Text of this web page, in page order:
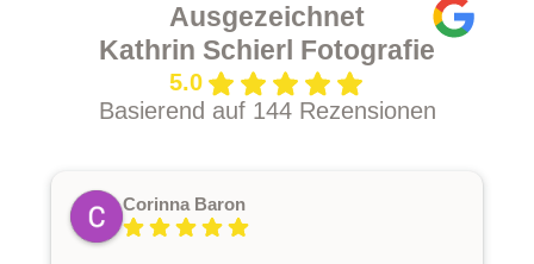
Ausgezeichnet
Kathrin Schierl Fotografie
5.0
Basierend auf 144 Rezensionen
Corinna Baron